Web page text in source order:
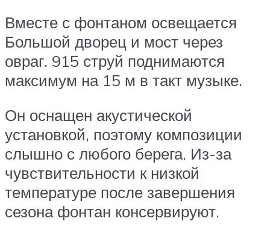
Вместе с фонтаном освещается
Большой дворец и мост через
овраг. 915 струй поднимаются
максимум на 15 м в такт музыке.
Он оснащен акустической
установкой, поэтому композиции
слышно с любого берега. Из-за
чувствительности к низкой
температуре после завершения
сезона фонтан консервируют.